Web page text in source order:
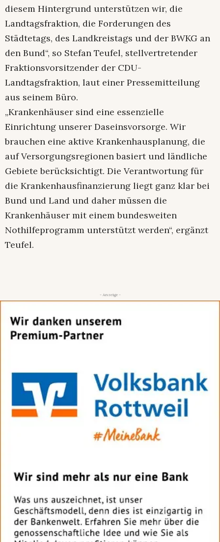
diesem Hintergrund unterstützen wir, die
Landtagsfraktion, die Forderungen des
Städtetags, des Landkreistags und der BWKG an
den Bund“, so Stefan Teufel, stellvertretender
Fraktionsvorsitzender der CDU-
Landtagsfraktion, laut einer Pressemitteilung
aus seinem Büro.
„Krankenhäuser sind eine essenzielle
Einrichtung unserer Daseinsvorsorge. Wir
brauchen eine aktive Krankenhausplanung, die
auf Versorgungsregionen basiert und ländliche
Gebiete berücksichtigt. Die Verantwortung für
die Krankenhausfinanzierung liegt ganz klar bei
Bund und Land und daher müssen die
Krankenhäuser mit einem bundesweiten
Nothilfeprogramm unterstützt werden“, ergänzt
Teufel.
- Anzeige -